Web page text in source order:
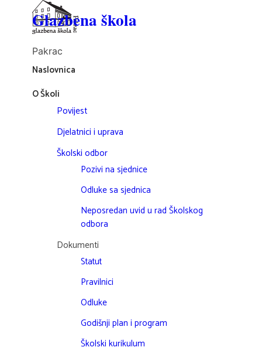
Glazbena škola
Pakrac
Naslovnica
O Školi
Povijest
Djelatnici i uprava
Školski odbor
Pozivi na sjednice
Odluke sa sjednica
Neposredan uvid u rad Školskog
odbora
Dokumenti
Statut
Pravilnici
Odluke
Godišnji plan i program
Školski kurikulum